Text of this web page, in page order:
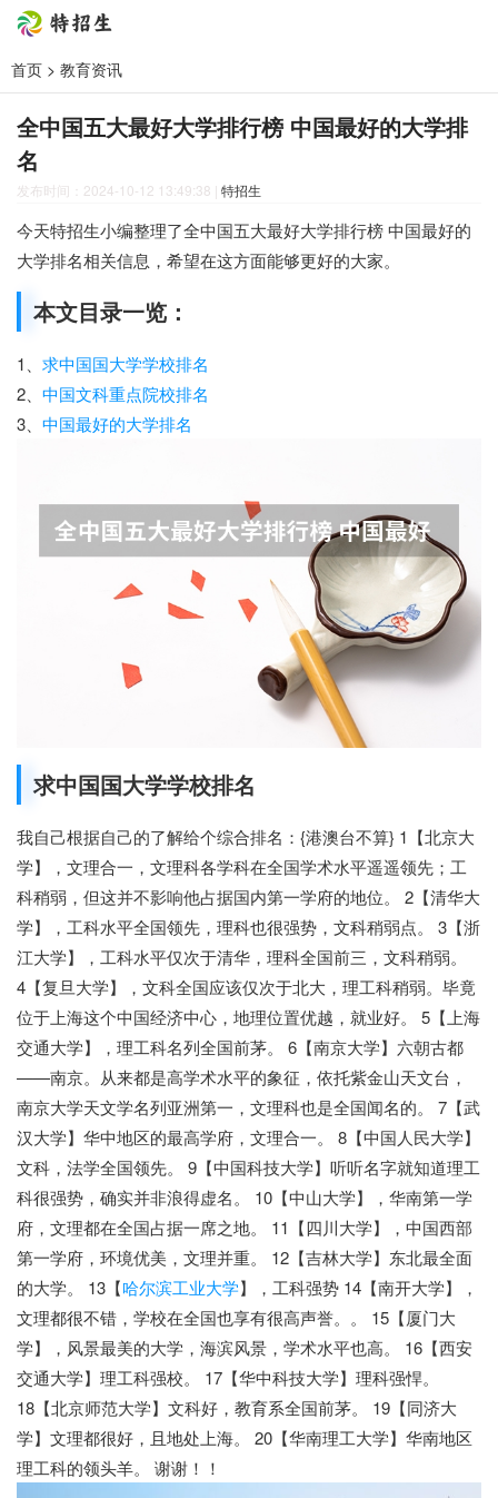
首页 > 教育资讯
全中国五大最好大学排行榜 中国最好的大学排
名
发布时间：2024-10-12 13:49:38 | 特招生
今天特招生小编整理了全中国五大最好大学排行榜 中国最好的
大学排名相关信息，希望在这方面能够更好的大家。
本文目录一览：
1、 求中国国大学学校排名
2、 中国文科重点院校排名
3、 中国最好的大学排名
求中国国大学学校排名
我自己根据自己的了解给个综合排名：{港澳台不算} 1【北京大
学】，文理合一，文理科各学科在全国学术水平遥遥领先；工
科稍弱，但这并不影响他占据国内第一学府的地位。 2【清华大
学】，工科水平全国领先，理科也很强势，文科稍弱点。 3【浙
江大学】，工科水平仅次于清华，理科全国前三，文科稍弱。
4【复旦大学】，文科全国应该仅次于北大，理工科稍弱。毕竟
位于上海这个中国经济中心，地理位置优越，就业好。 5【上海
交通大学】，理工科名列全国前茅。 6【南京大学】六朝古都
——南京。从来都是高学术水平的象征，依托紫金山天文台，
南京大学天文学名列亚洲第一，文理科也是全国闻名的。 7【武
汉大学】华中地区的最高学府，文理合一。 8【中国人民大学】
文科，法学全国领先。 9【中国科技大学】听听名字就知道理工
科很强势，确实并非浪得虚名。 10【中山大学】，华南第一学
府，文理都在全国占据一席之地。 11【四川大学】，中国西部
第一学府，环境优美，文理并重。 12【吉林大学】东北最全面
的大学。 13【哈尔滨工业大学】，工科强势 14【南开大学】，
文理都很不错，学校在全国也享有很高声誉。。 15【厦门大
学】，风景最美的大学，海滨风景，学术水平也高。 16【西安
交通大学】理工科强校。 17【华中科技大学】理科强悍。
18【北京师范大学】文科好，教育系全国前茅。 19【同济大
学】文理都很好，且地处上海。 20【华南理工大学】华南地区
理工科的领头羊。 谢谢！！